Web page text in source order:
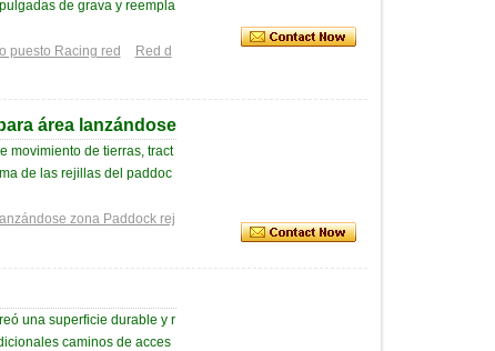
de grava y reempla
puesto Racing red
Red d
área lanzándose
movimiento de tierras, tract
de las rejillas del paddoc
zona Paddock rej
una superficie durable y r
caminos de acces